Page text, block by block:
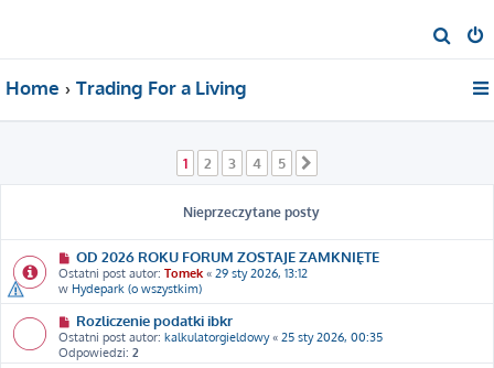
z
Home Trading For a Living
1 2 3 4 5
Nieprzeczytane posty
OD 2026 ROKU FORUM ZOSTAJE ZAMKNIĘTE
Ostatni post autor: Tomek « 29 sty 2026, 13:12
w Hydepark (o wszystkim)
Rozliczenie podatki ibkr
Ostatni post autor: kalkulatorgieldowy« 25 sty 2026, 00:35
Odpowiedzi: 2